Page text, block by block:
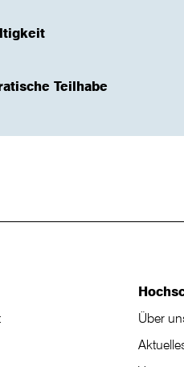
Teilhabe
Über